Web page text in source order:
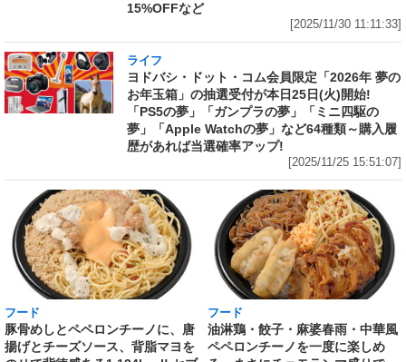
15%OFFなど
[2025/11/30 11:11:33]
ライフ
ヨドバシ・ドット・コム会員限定「2026年 夢の
お年玉箱」の抽選受付が本日25日(火)開始!
「PS5の夢」「ガンプラの夢」「ミニ四駆の
夢」「Apple Watchの夢」など64種類～購入履
歴があれば当選確率アップ!
[2025/11/25 15:51:07]
フード
豚骨めしとペペロンチーノに、唐
揚げとチーズソース、背脂マヨを
フード
油淋鶏・餃子・麻婆春雨・中華風
ペペロンチーノを一度に楽しめ